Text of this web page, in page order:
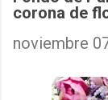
corona de
noviembre